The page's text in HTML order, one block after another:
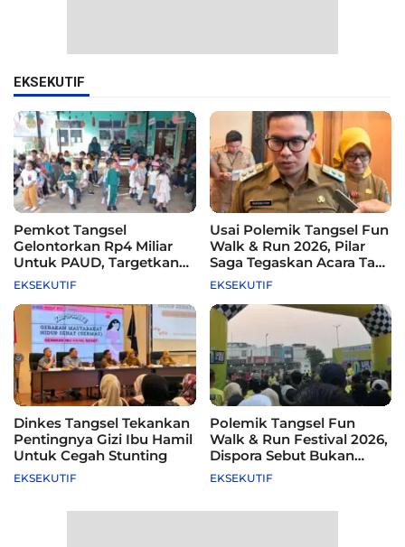
EKSEKUTIF
Pemkot Tangsel
Gelontorkan Rp4 Miliar
Untuk PAUD, Targetkan
115 Sekolah
EKSEKUTIF
Usai Polemik Tangsel Fun
Walk & Run 2026, Pilar
Saga Tegaskan Acara Tak
Difasilitasi Pemkot
EKSEKUTIF
Dinkes Tangsel Tekankan
Pentingnya Gizi Ibu Hamil
Untuk Cegah Stunting
EKSEKUTIF
Polemik Tangsel Fun
Walk & Run Festival 2026,
Dispora Sebut Bukan
Agenda Pemkot
EKSEKUTIF